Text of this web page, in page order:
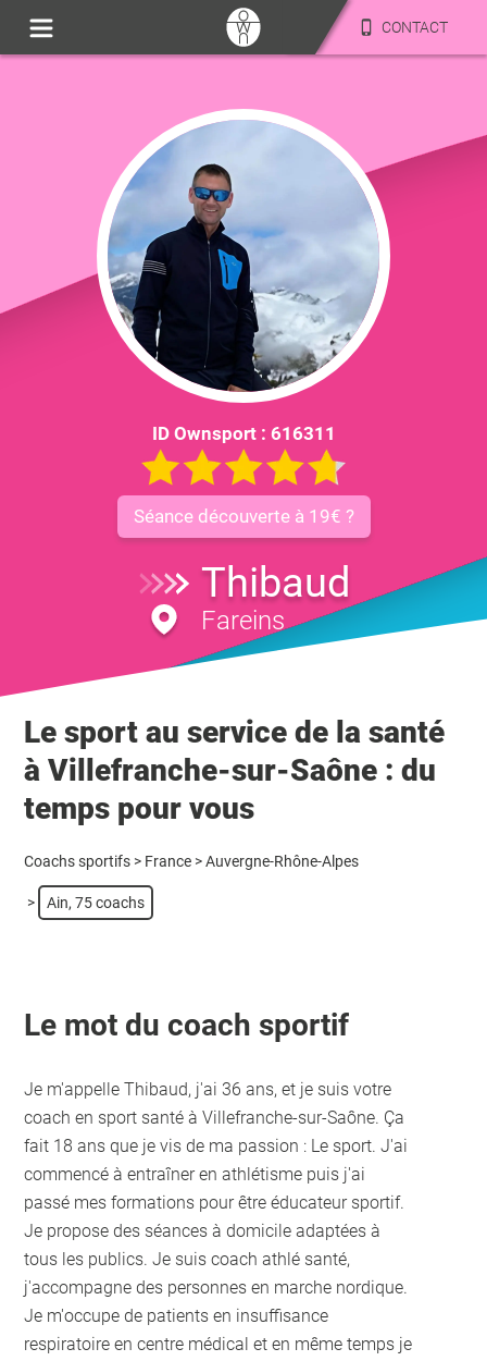
CONTACT
ID Ownsport : 616311
Séance découverte à 19€ ?
Thibaud
Fareins
Le sport au service de la santé
à Villefranche-sur-Saône : du
temps pour vous
Coachs sportifs > France > Auvergne-Rhône-Alpes
> Ain, 75 coachs
Le mot du coach sportif
Je m'appelle Thibaud, j'ai 36 ans, et je suis votre
coach en sport santé à Villefranche-sur-Saône. Ça
fait 18 ans que je vis de ma passion : Le sport. J'ai
commencé à entraîner en athlétisme puis j'ai
passé mes formations pour être éducateur sportif.
Je propose des séances à domicile adaptées à
tous les publics. Je suis coach athlé santé,
j'accompagne des personnes en marche nordique.
Je m'occupe de patients en insuffisance
respiratoire en centre médical et en même temps je